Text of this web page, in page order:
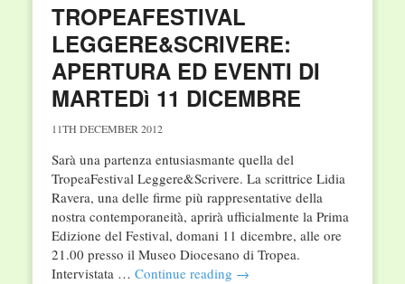
TROPEAFESTIVAL
LEGGERE&SCRIVERE:
APERTURA ED EVENTI DI
MARTEDì 11 DICEMBRE
11TH DECEMBER 2012
Sarà una partenza entusiasmante quella del
TropeaFestival Leggere&Scrivere. La scrittrice Lidia
Ravera, una delle firme più rappresentative della
nostra contemporaneità, aprirà ufficialmente la Prima
Edizione del Festival, domani 11 dicembre, alle ore
21.00 presso il Museo Diocesano di Tropea.
Intervistata … Continue reading →